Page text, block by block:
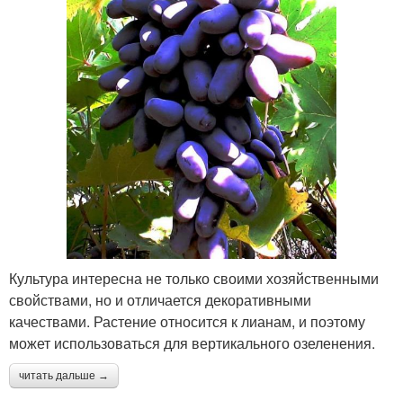
Культура интересна не только своими хозяйственными
свойствами, но и отличается декоративными
качествами. Растение относится к лианам, и поэтому
может использоваться для вертикального озеленения.
читать дальше →